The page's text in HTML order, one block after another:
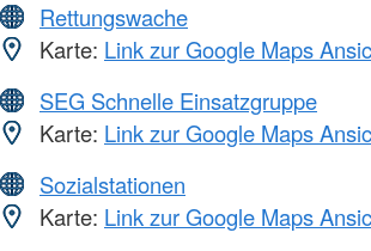
Rettungswache
Karte: Link zur Google Maps
SEG Schnelle Einsatzgruppe
Karte: Link zur Google Maps
Sozialstationen
Karte: Link zur Google Maps